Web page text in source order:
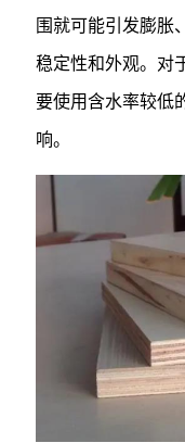
围就可能引发膨胀
稳定性和外观。对
要使用含水率较低
响。